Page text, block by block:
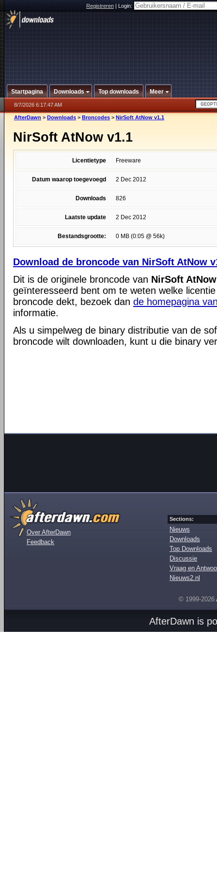
Registreren|Login:
Startpagina Downloads Top downloads Meer
8/7/2026 6:17:47 AM
AfterDawn > Downloads > Broncodes > NirSoft AtNow v1.1
NirSoft AtNow v1.1
Licentietype Freeware
Datum waarop toegevoegd 2 Dec 2012
Downloads 826
Laatste update 2 Dec 2012
Bestandsgrootte: 0 MB (0:05 @ 56k)
Download de broncode van NirSoft AtNow
Dit is de originele broncode van NirSoft
geïnteresseerd bent om te weten welke
broncode dekt, bezoek dan de homepagina
informatie.
Als u simpelweg de binary distributie van de
broncode wilt downloaden, kunt u die binary
Over AfterDawn
Feedback
Sections:
Nieuws
Downloads
Top Downloads
Discussie
Vraag en
Nieuws2.nl
© 1999-2026
AfterDawn is